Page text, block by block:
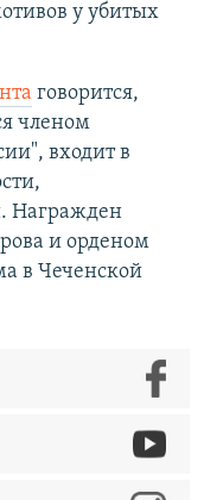
у убитых
говорится,
членом
входит в
Награжден
и орденом
в Чеченской